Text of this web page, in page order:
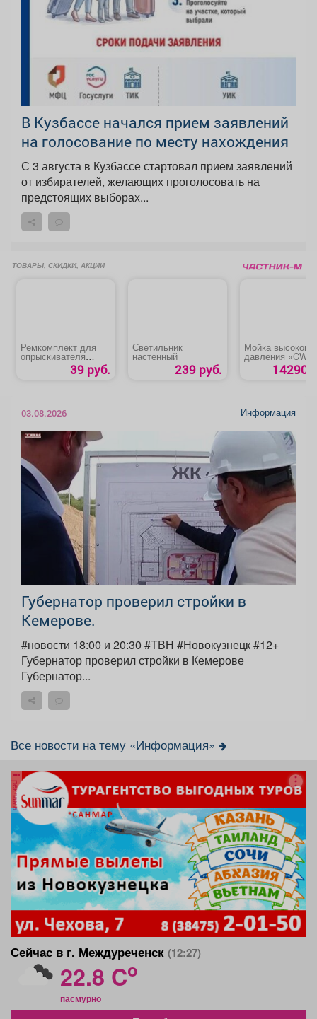
В Кузбассе начался прием заявлений
на голосование по месту нахождения
С 3 августа в Кузбассе стартовал прием заявлений
от избирателей, желающих проголосовать на
предстоящих выборах...
ТОВАРЫ, СКИДКИ, АКЦИИ
Ремкомплект для
опрыскивателя
«ОП-220 №4»39 руб.
Светильник
настенный
239 руб.
Мойка высокого
давления «CW-
2501EI CARVER»
14290
03.08.2026 Информация
Губернатор проверил стройки в
Кемерове.
#новости 18:00 и 20:30 #ТВН #Новокузнецк #12+
Губернатор проверил стройки в Кемерове
Губернатор...
Все новости на тему «Информация»
реклама
Сейчас в г. Междуреченск (12:27)
22.8 Co
пасмурно